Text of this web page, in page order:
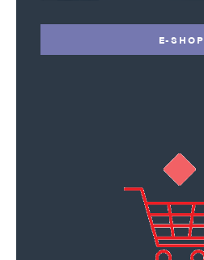
E-SHOP